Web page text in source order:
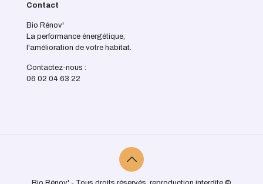
Contact
Bio Rénov'
La performance énergétique,
l'amélioration de votre habitat.
Contactez-nous :
06 02 04 63 22